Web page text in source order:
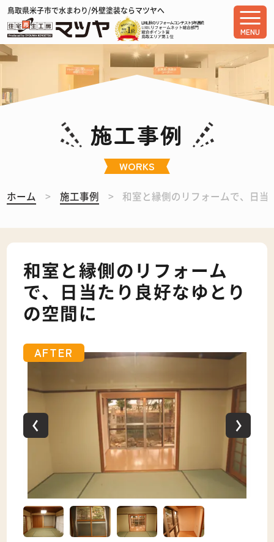
鳥取県米子市で水まわり/外壁塗装ならマツヤへ
MENU
施工事例
WORKS
ホーム 施工事例 和室と縁側のリフォームで、日
和室と縁側のリフォーム
で、日当たり良好なゆとり
の空間に